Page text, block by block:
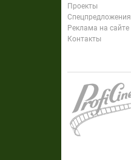
Проекты
Спецпредложения
Реклама на сайте
Контакты